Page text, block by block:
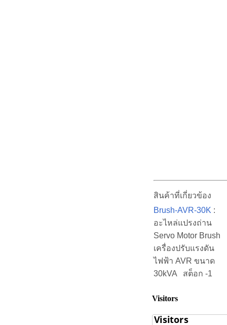
สินค้าที่เกี่ยวข้อง
Brush-AVR-30K :
อะไหล่แปรงถ่าน
Servo Motor Brush
เครื่องปรับแรงดัน
ไฟฟ้า AVR ขนาด
30kVA สต็อก -1
Visitors